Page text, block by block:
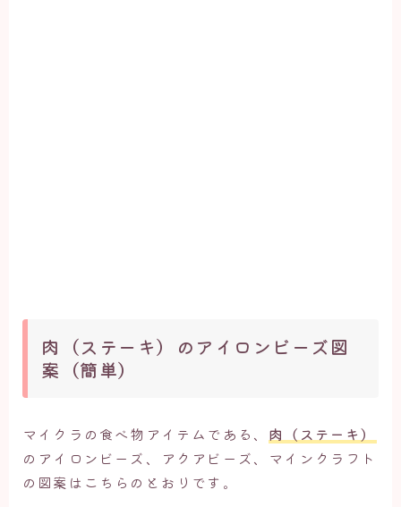
肉（ステーキ）のアイロンビーズ図
案（簡単）
マイクラの食べ物アイテムである、 肉（ステーキ）
のアイロンビーズ、アクアビーズ、マインクラフト
の図案はこちらのとおりです。